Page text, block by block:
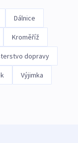
Dálnice
Kroměříž
dopravy
Výjimka